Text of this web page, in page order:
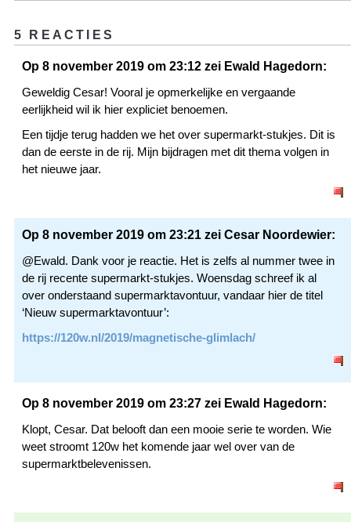
5 REACTIES
Op 8 november 2019 om 23:12 zei Ewald Hagedorn:
Geweldig Cesar! Vooral je opmerkelijke en vergaande
eerlijkheid wil ik hier expliciet benoemen.
Een tijdje terug hadden we het over supermarkt-stukjes. Dit is
dan de eerste in de rij. Mijn bijdragen met dit thema volgen in
het nieuwe jaar.
Op 8 november 2019 om 23:21 zei Cesar Noordewier:
@Ewald. Dank voor je reactie. Het is zelfs al nummer twee in
de rij recente supermarkt-stukjes. Woensdag schreef ik al
over onderstaand supermarktavontuur, vandaar hier de titel
‘Nieuw supermarktavontuur’:
https://120w.nl/2019/magnetische-glimlach/
Op 8 november 2019 om 23:27 zei Ewald Hagedorn:
Klopt, Cesar. Dat belooft dan een mooie serie te worden. Wie
weet stroomt 120w het komende jaar wel over van de
supermarktbelevenissen.